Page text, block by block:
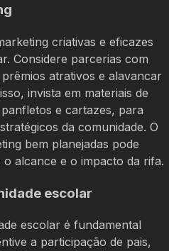
criativas e eficazes
Considere parcerias com
atrativos e alavancar
invista em materiais de
e cartazes, para
da comunidade. O
bem planejadas pode
alcance e o impacto da rifa.
escolar
escolar é fundamental
a participação de pais,